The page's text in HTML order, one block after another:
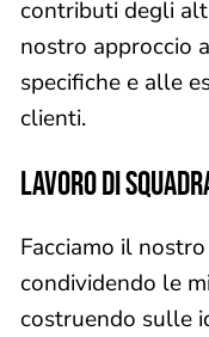
contributi degli
nostro approccio
specifiche e alle
clienti.
LAVORO DI
Facciamo il
condividendo le
costruendo sulle